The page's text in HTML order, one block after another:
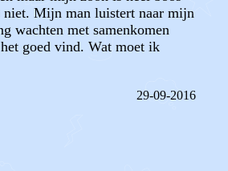
Mijn man luistert naar mijn
wachten met samenkomen
goed vind. Wat moet ik
29-09-2016